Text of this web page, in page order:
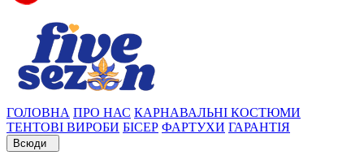
ГОЛОВНА ПРО НАС КАРНАВАЛЬНІ КОСТЮМИ
ТЕНТОВІ ВИРОБИ БІСЕР ФАРТУХИ ГАРАНТІЯ
Всюди